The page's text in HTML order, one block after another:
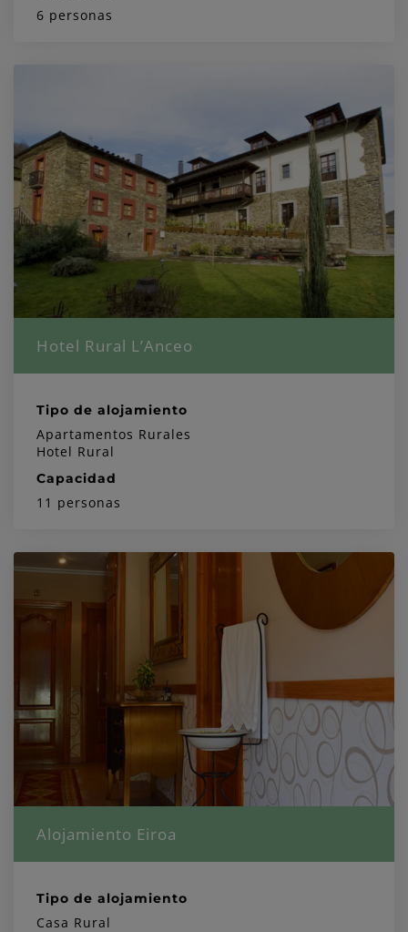
6 personas
Hotel Rural L’Anceo
Tipo de alojamiento
Apartamentos Rurales
Hotel Rural
Capacidad
11 personas
Alojamiento Eiroa
Tipo de alojamiento
Casa Rural